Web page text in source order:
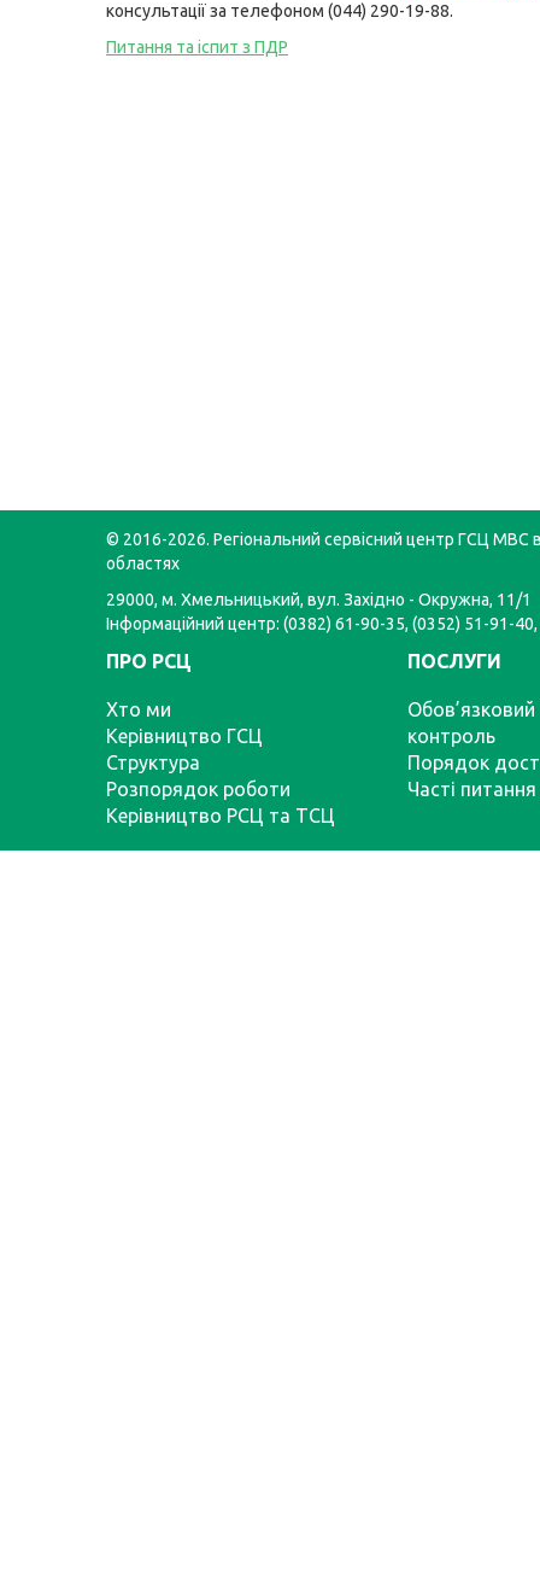
консультації за телефоном (044) 290-19-88.
Питання та іспит з ПДР
© 2016-2026. Регіональний сервісний центр ГСЦ МВС
областях
29000, м. Хмельницький, вул. Західно - Окружна, 11/1
Інформаційний центр: (0382) 61-90-35, (0352) 51-91-
ПРО РСЦ
Хто ми
Керівництво ГСЦ
Структура
Розпорядок роботи
Керівництво РСЦ та ТСЦ
ПОСЛУГИ
Обов’язковий
контроль
Порядок
Часті питання